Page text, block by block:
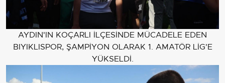
AYDIN'IN KOÇARLI İLÇESİNDE MÜCADELE EDEN
BIYIKLISPOR, ŞAMPİYON OLARAK 1. AMATÖR LİG'E
YÜKSELDİ.